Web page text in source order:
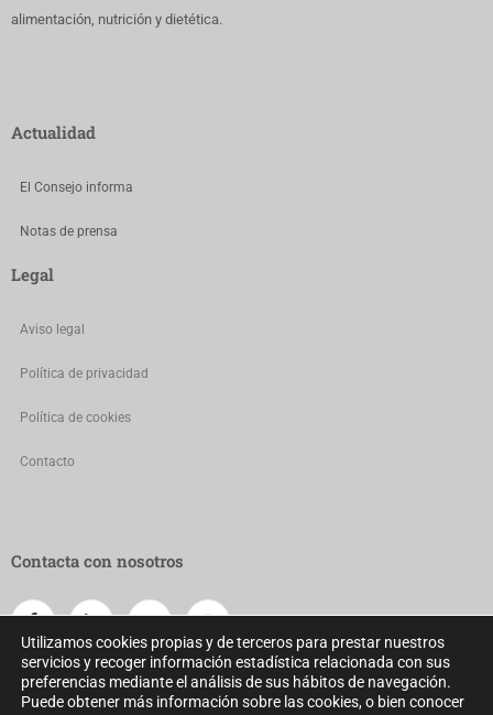
alimentación, nutrición y dietética.
Actualidad
El Consejo informa
Notas de prensa
Legal
Aviso legal
Política de privacidad
Política de cookies
Contacto
Contacta con nosotros
Utilizamos cookies propias y de terceros para prestar nuestros
servicios y recoger información estadística relacionada con sus
preferencias mediante el análisis de sus hábitos de navegación.
Puede obtener más información sobre las cookies, o bien conocer